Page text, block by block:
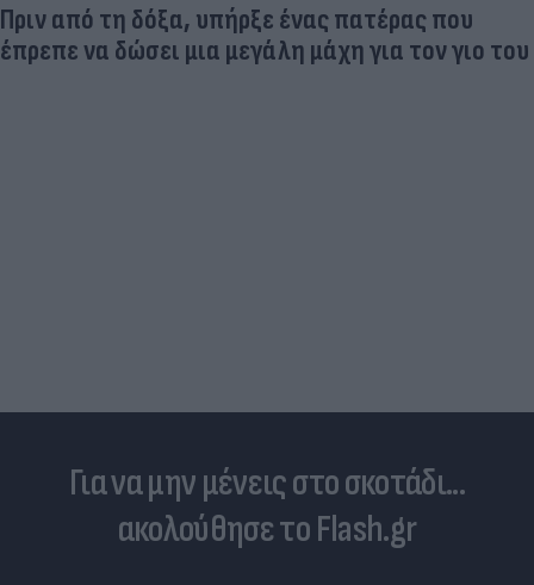
Πριν από τη δόξα, υπήρξε ένας πατέρας που
έπρεπε να δώσει μια μεγάλη μάχη για τον γιο του
Για να μην μένεις στο σκοτάδι...
ακολούθησε το Flash.gr